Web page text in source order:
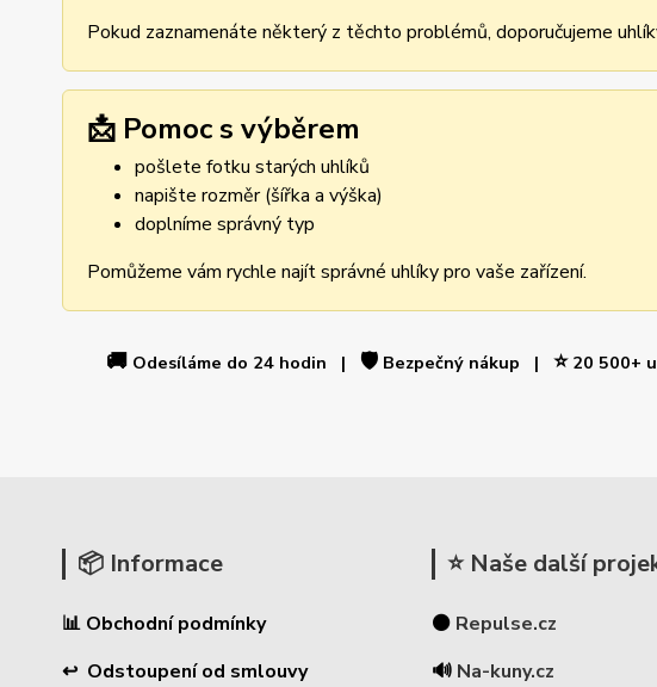
Pokud zaznamenáte některý z těchto problémů, doporučujeme
📩 Pomoc s výběrem
pošlete fotku starých uhlíků
napište rozměr (šířka a výška)
doplníme správný typ
Pomůžeme vám rychle najít správné uhlíky pro vaše zařízení.
🚚Odesíláme do 24 hodin | 🛡️Bezpečný nákup | ⭐20 500+
📦 Informace
📊 Obchodní podmínky
↩ Odstoupení od smlouvy
⭐ Naše další
⚫ Repulse.cz
🔊 Na-kuny.cz